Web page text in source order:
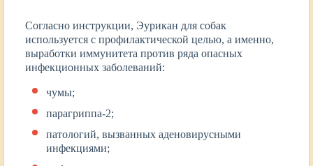
Согласно инструкции, Эурикан для собак
используется с профилактической целью, а именно,
выработки иммунитета против ряда опасных
инфекционных заболеваний:
чумы;
парагриппа-2;
патологий, вызванных аденовирусными
инфекциями;